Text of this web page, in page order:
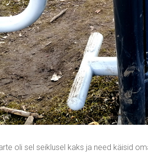
oli sel seiklusel kaks ja need käisid